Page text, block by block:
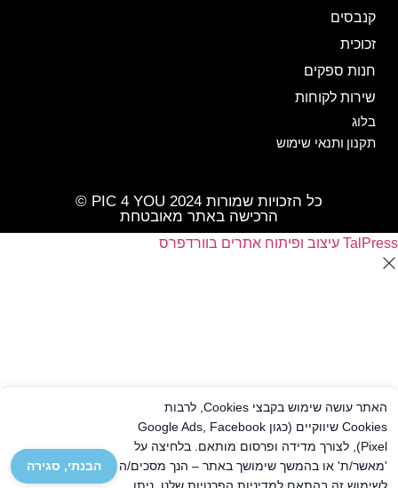
קנבסים
זכוכית
חנות ספקים
שירות לקוחות
בלוג
תקנון ותנאי שימוש
כל הזכויות שמורות PIC 4 YOU 2024 ©️
הרכישה באתר מאובטחת
TalPress עיצוב ופיתוח אתרים בוורדפרס
הבנתי, סגירה
האתר עושה שימוש בקבצי Cookies, לרבות
Cookies שיווקיים (כגון Google Ads, Facebook
Pixel), לצורך מדידה ופרסום מותאם. בלחיצה על
'מאשר/ת' או בהמשך שימושך באתר – הנך מסכים/ה